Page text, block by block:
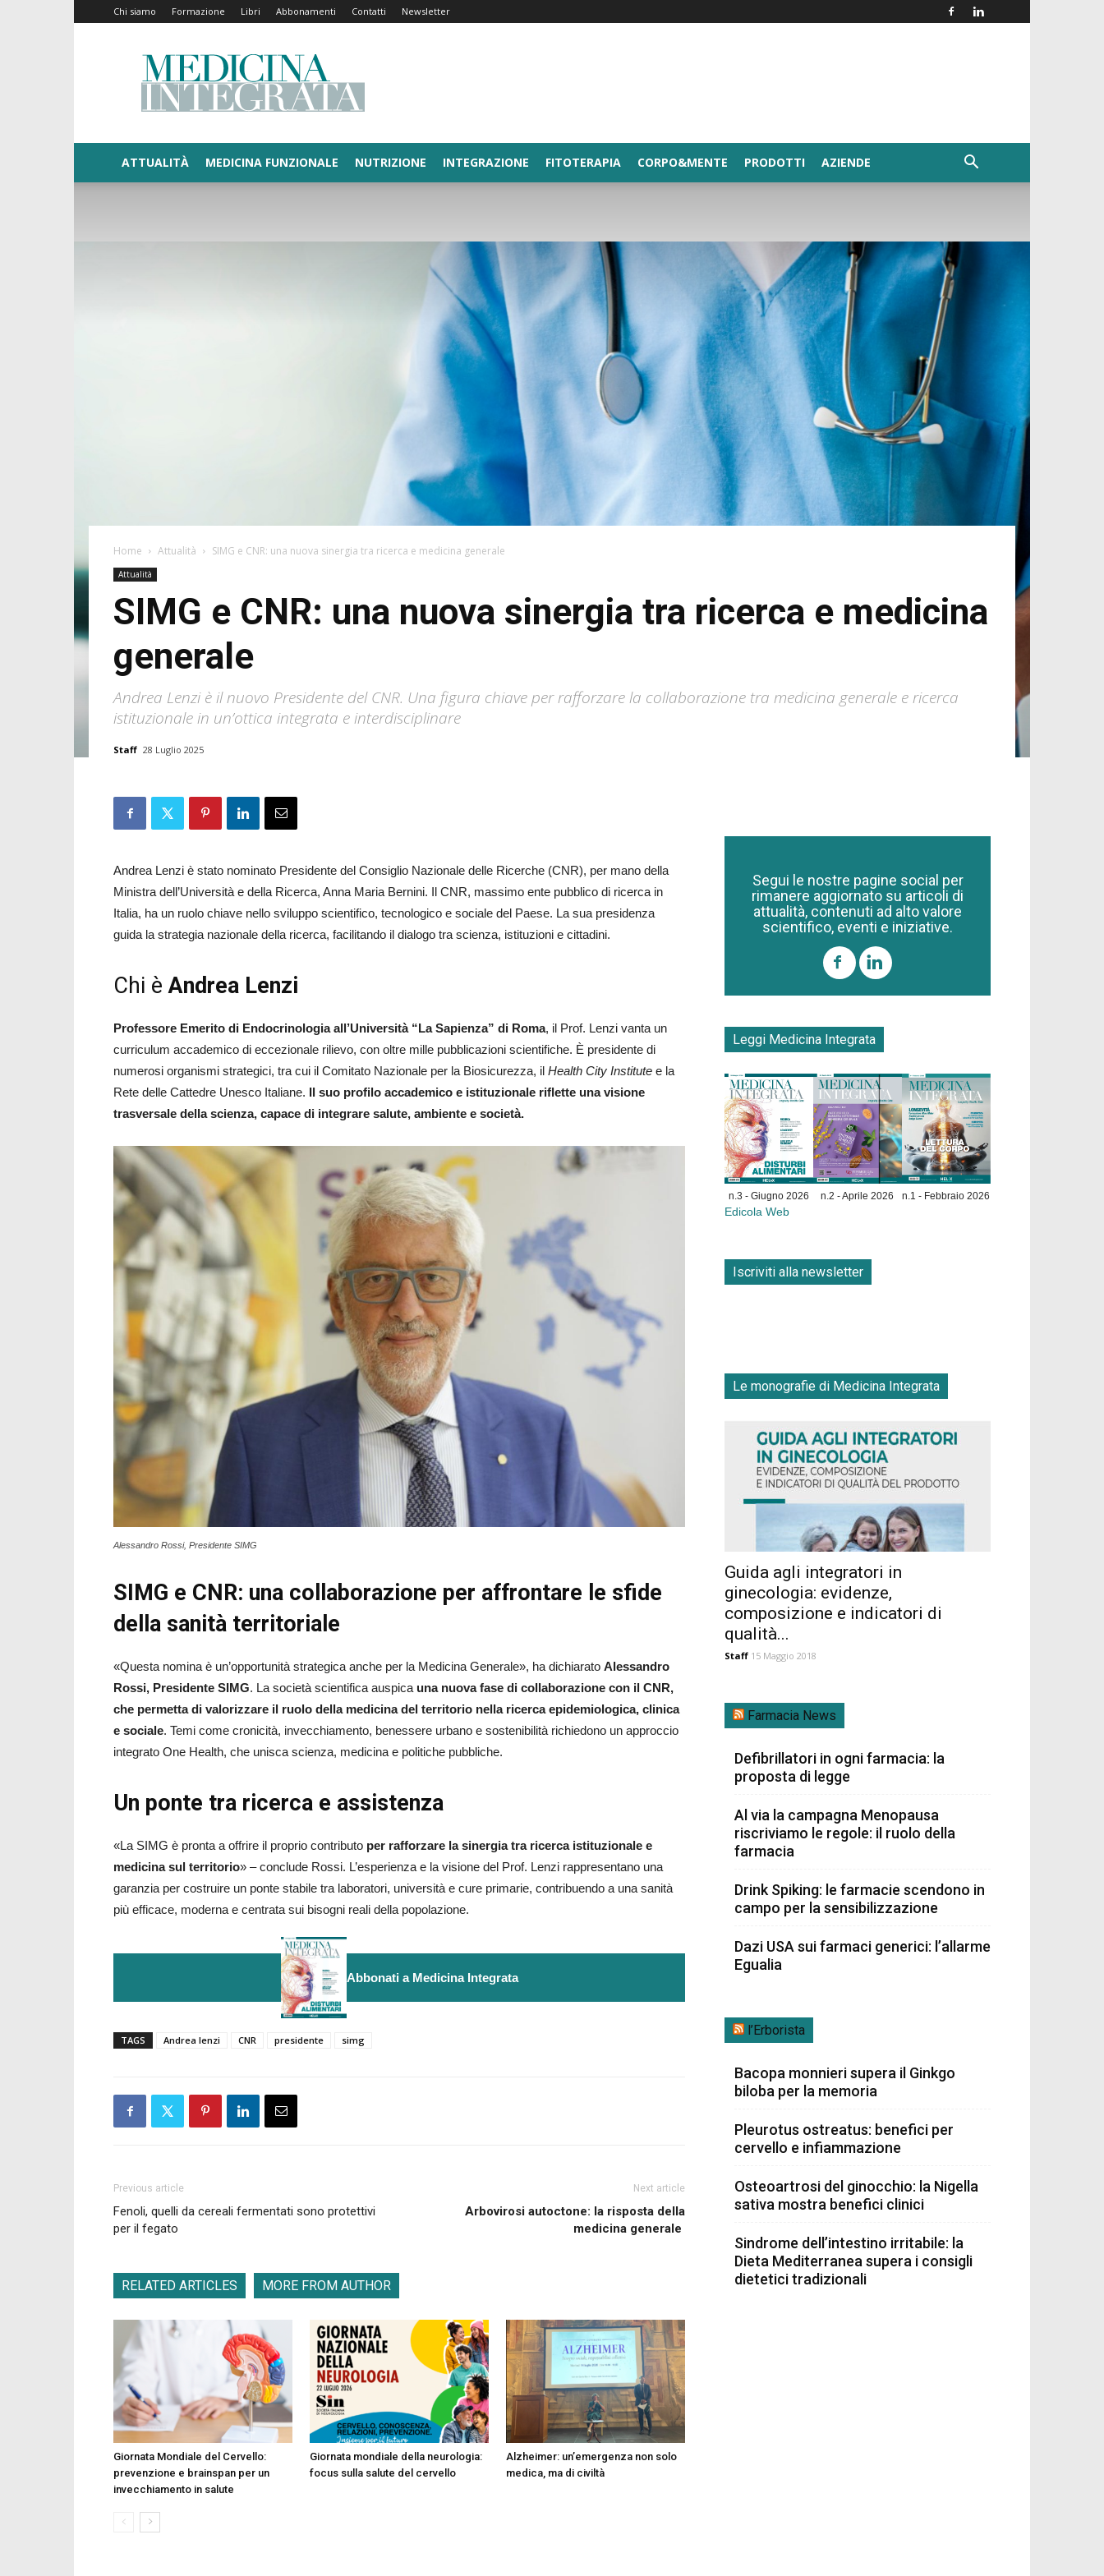
Chi siamo Formazione Libri Abbonamenti Contatti Newsletter
Medicina
Integrata
ATTUALITÀ MEDICINA FUNZIONALE NUTRIZIONE INTEGRAZIONE FITOTERAPIA CORPO&MENTE PRODOTTI AZIENDE
Home Attualità SIMG e CNR: una nuova sinergia tra ricerca e medicina generale
Attualità
SIMG e CNR: una nuova sinergia tra ricerca e medicina
generale
Andrea Lenzi è il nuovo Presidente del CNR. Una figura chiave per rafforzare la collaborazione tra medicina generale e ricerca
istituzionale in un’ottica integrata e interdisciplinare
Staff 28 Luglio 2025
Andrea Lenzi è stato nominato Presidente del Consiglio Nazionale delle Ricerche (CNR), per mano della
Ministra dell’Università e della Ricerca, Anna Maria Bernini. Il CNR, massimo ente pubblico di ricerca in
Italia, ha un ruolo chiave nello sviluppo scientifico, tecnologico e sociale del Paese. La sua presidenza
guida la strategia nazionale della ricerca, facilitando il dialogo tra scienza, istituzioni e cittadini.
Chi è Andrea Lenzi
Professore Emerito di Endocrinologia all’Università “La Sapienza” di Roma, il Prof. Lenzi vanta un
curriculum accademico di eccezionale rilievo, con oltre mille pubblicazioni scientifiche. È presidente di
numerosi organismi strategici, tra cui il Comitato Nazionale per la Biosicurezza, il Health City Institute e la
Rete delle Cattedre Unesco Italiane. Il suo profilo accademico e istituzionale riflette una visione
trasversale della scienza, capace di integrare salute, ambiente e società.
Alessandro Rossi, Presidente SIMG
SIMG e CNR: una collaborazione per affrontare le sfide
della sanità territoriale
«Questa nomina è un’opportunità strategica anche per la Medicina Generale», ha dichiarato Alessandro
Rossi, Presidente SIMG. La società scientifica auspica una nuova fase di collaborazione con il CNR,
che permetta di valorizzare il ruolo della medicina del territorio nella ricerca epidemiologica, clinica
e sociale. Temi come cronicità, invecchiamento, benessere urbano e sostenibilità richiedono un approccio
integrato One Health, che unisca scienza, medicina e politiche pubbliche.
Un ponte tra ricerca e assistenza
«La SIMG è pronta a offrire il proprio contributo per rafforzare la sinergia tra ricerca istituzionale e
medicina sul territorio» – conclude Rossi. L’esperienza e la visione del Prof. Lenzi rappresentano una
garanzia per costruire un ponte stabile tra laboratori, università e cure primarie, contribuendo a una sanità
più efficace, moderna e centrata sui bisogni reali della popolazione.
Abbonati a Medicina Integrata
TAGS Andrea lenzi CNR presidente simg
Previous article
Fenoli, quelli da cereali fermentati sono protettivi
per il fegato
Next article
Arbovirosi autoctone: la risposta della
medicina generale
RELATED ARTICLES MORE FROM AUTHOR
Giornata Mondiale del Cervello:
prevenzione e brainspan per un
invecchiamento in salute
Giornata mondiale della neurologia:
focus sulla salute del cervello
Alzheimer: un’emergenza non solo
medica, ma di civiltà
Segui le nostre pagine social per
rimanere aggiornato su articoli di
attualità, contenuti ad alto valore
scientifico, eventi e iniziative.
Leggi Medicina Integrata
n.3 - Giugno 2026 n.2 - Aprile 2026 n.1 - Febbraio 2026
Edicola Web
Iscriviti alla newsletter
Le monografie di Medicina Integrata
Guida agli integratori in
ginecologia: evidenze,
composizione e indicatori di
qualità...
Staff 15 Maggio 2018
Farmacia News
Defibrillatori in ogni farmacia: la
proposta di legge
Al via la campagna Menopausa
riscriviamo le regole: il ruolo della
farmacia
Drink Spiking: le farmacie scendono in
campo per la sensibilizzazione
Dazi USA sui farmaci generici: l’allarme
Egualia
l’Erborista
Bacopa monnieri supera il Ginkgo
biloba per la memoria
Pleurotus ostreatus: benefici per
cervello e infiammazione
Osteoartrosi del ginocchio: la Nigella
sativa mostra benefici clinici
Sindrome dell’intestino irritabile: la
Dieta Mediterranea supera i consigli
dietetici tradizionali